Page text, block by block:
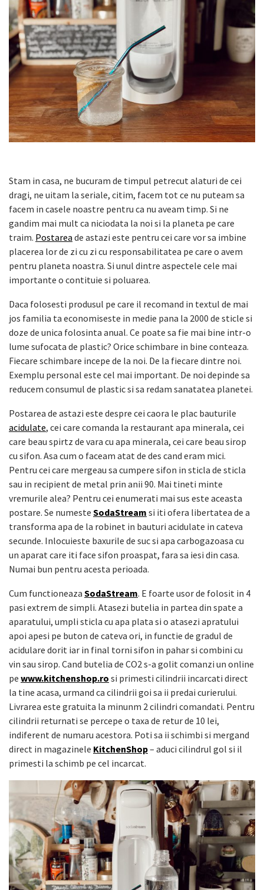
Stam in casa, ne bucuram de timpul petrecut alaturi de cei
dragi, ne uitam la seriale, citim, facem tot ce nu puteam sa
facem in casele noastre pentru ca nu aveam timp. Si ne
gandim mai mult ca niciodata la noi si la planeta pe care
traim. Postarea de astazi este pentru cei care vor sa imbine
placerea lor de zi cu zi cu responsabilitatea pe care o avem
pentru planeta noastra. Si unul dintre aspectele cele mai
importante o contituie si poluarea.
Daca folosesti produsul pe care il recomand in textul de mai
jos familia ta economiseste in medie pana la 2000 de sticle si
doze de unica folosinta anual. Ce poate sa fie mai bine intr-o
lume sufocata de plastic? Orice schimbare in bine conteaza.
Fiecare schimbare incepe de la noi. De la fiecare dintre noi.
Exemplu personal este cel mai important. De noi depinde sa
reducem consumul de plastic si sa redam sanatatea planetei.
Postarea de astazi este despre cei caora le plac bauturile
acidulate, cei care comanda la restaurant apa minerala, cei
care beau spirtz de vara cu apa minerala, cei care beau sirop
cu sifon. Asa cum o faceam atat de des cand eram mici.
Pentru cei care mergeau sa cumpere sifon in sticla de sticla
sau in recipient de metal prin anii 90. Mai tineti minte
vremurile alea? Pentru cei enumerati mai sus este aceasta
postare. Se numeste SodaStream si iti ofera libertatea de a
transforma apa de la robinet in bauturi acidulate in cateva
secunde. Inlocuieste baxurile de suc si apa carbogazoasa cu
un aparat care iti face sifon proaspat, fara sa iesi din casa.
Numai bun pentru acesta perioada.
Cum functioneaza SodaStream. E foarte usor de folosit in 4
pasi extrem de simpli. Atasezi butelia in partea din spate a
aparatului, umpli sticla cu apa plata si o atasezi apratului
apoi apesi pe buton de cateva ori, in functie de gradul de
acidulare dorit iar in final torni sifon in pahar si combini cu
vin sau sirop. Cand butelia de CO2 s-a golit comanzi un online
pe www.kitchenshop.ro si primesti cilindrii incarcati direct
la tine acasa, urmand ca cilindrii goi sa ii predai curierului.
Livrarea este gratuita la minunm 2 cilindri comandati. Pentru
cilindrii returnati se percepe o taxa de retur de 10 lei,
indiferent de numaru acestora. Poti sa ii schimbi si mergand
direct in magazinele KitchenShop– aduci cilindrul gol si il
primesti la schimb pe cel incarcat.